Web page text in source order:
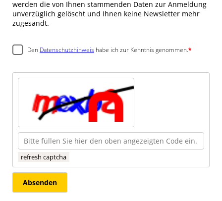
werden die von Ihnen stammenden Daten zur Anmeldung
unverzüglich gelöscht und Ihnen keine Newsletter mehr
zugesandt.
Den Datenschutzhinweis habe ich zur Kenntnis genommen.*
refresh captcha
Absenden